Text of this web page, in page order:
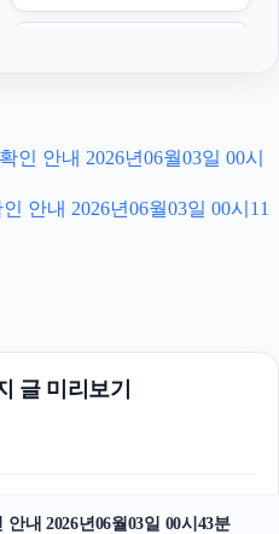
축구반티
트립닷컴할인코드
구리하수구막힘
인 안내 2026년06월03일 00시
안내 2026년06월03일 00시11
글 미리보기
내 2026년06월03일 00시43분